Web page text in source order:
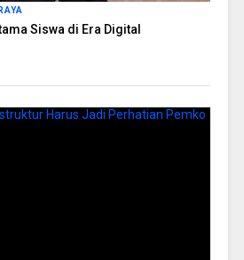
Siswa di Era Digital